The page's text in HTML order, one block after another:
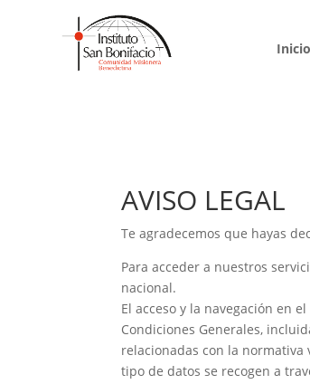
Inicio
AVISO LEGAL
Te agradecemos que hayas
Para acceder a nuestros
nacional.
El acceso y la navegación en
Condiciones Generales,
relacionadas con la normativa
tipo de datos se recogen a